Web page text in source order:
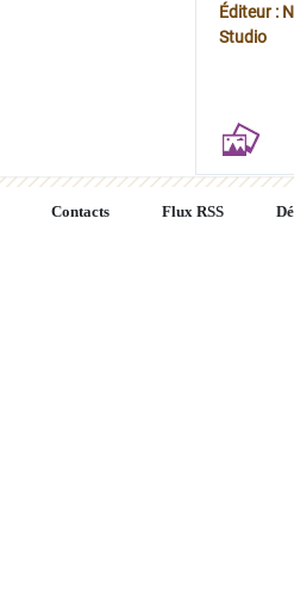
Éditeur :
Studio
Contacts Flux RSS